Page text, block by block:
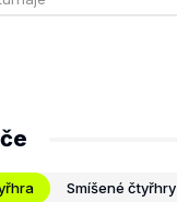
Smíšené čtyřhry